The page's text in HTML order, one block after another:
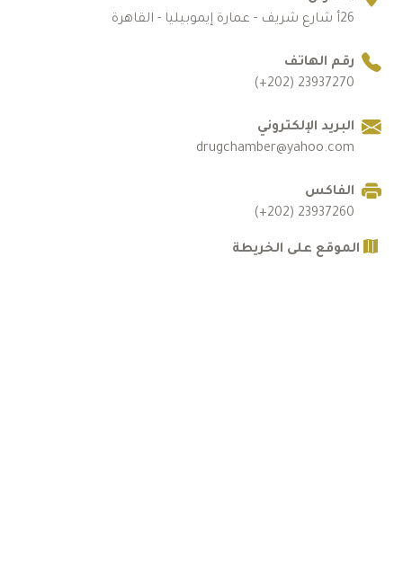
26أ شارع شريف - عمارة إيموبيليا - القاهرة
رقم الهاتف
23937270 (202+)
البريد الإلكتروني
drugchamber@yahoo.com
الفاكس
23937260 (202+)
الموقع على الخريطة